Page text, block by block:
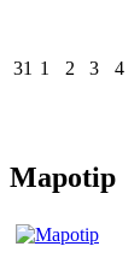
31 1 2 3 4
Mapotip